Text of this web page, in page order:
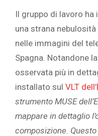
Il gruppo di lavoro
una strana
nelle immagini del
Spagna. Notandone
osservata più in
installato sul VLT
strumento MUSE
mappare in dettaglio
composizione.